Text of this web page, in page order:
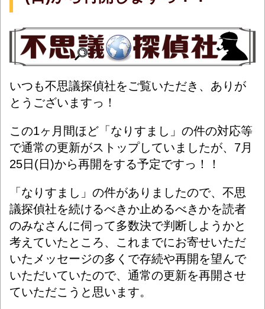
いつも不思議探偵社をご覧いただき、ありが
とうございますっ！
この1ヶ月間ほど「なりすまし」の件の対応等
で通常の更新がストップしていましたが、7月
25日(日)から再開をする予定ですっ！！
「なりすまし」の件がありましたので、不思
議探偵社を続けるべきか止めるべきかを読者
のみなさんに伺って多数決で判断しようかと
考えていたところ、これまでにお寄せいただ
いたメッセージの多くで存続や再開を望んで
いただいていたので、通常の更新を再開させ
ていただこうと思います。